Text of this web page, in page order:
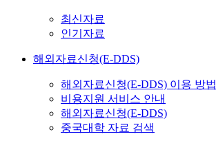
최신자료
인기자료
해외자료신청(E-DDS)
해외자료신청(E-DDS) 이용 방법
비용지원 서비스 안내
해외자료신청(E-DDS)
중국대학 자료 검색